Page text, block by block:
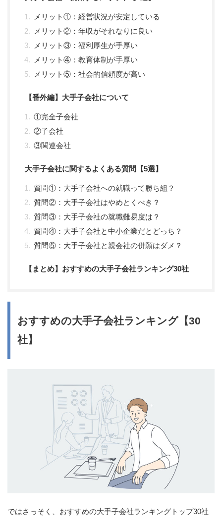
メリット①：経営状況が安定している
メリット②：年収がそれなりに良い
メリット③：福利厚生が手厚い
メリット④：教育体制が手厚い
メリット⑤：社会的信頼度が高い
【番外編】大手子会社について
①完全子会社
②子会社
③関連会社
大手子会社に関するよくある質問【5選】
質問①：大手子会社への就職って勝ち組？
質問②：大手子会社はやめとくべき？
質問③：大手子会社の就職難易度は？
質問④：大手子会社と中小企業だとどっち？
質問⑤：大手子会社と親会社の併願はダメ？
【まとめ】おすすめの大手子会社ランキング30社
おすすめの大手子会社ランキング【30
社】
ではさっそく、おすすめの大手子会社ランキングトップ30社